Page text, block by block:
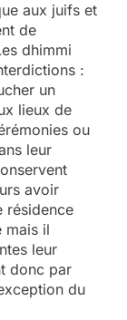
aux juifs et
de
dhimmi
:
un
lieux de
ou
leur
avoir
résidence
mais il
leur
donc par
du